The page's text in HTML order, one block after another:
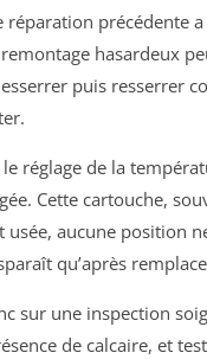
précédente
hasardeux
puis resserrer
réglage de la
Cette cartouche,
aucune position
qu’après
sur une inspection
de calcaire, et